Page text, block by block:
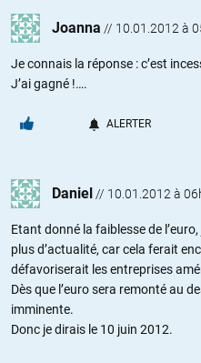
Joanna // 10.01.2012 à
Je connais la réponse : c’est
J’ai gagné !….
ALERTER
Daniel // 10.01.2012 à
Etant donné la faiblesse de
plus d’actualité, car cela ferait
défavoriserait les entreprises
Dès que l’euro sera remonté au
imminente.
Donc je dirais le 10 juin 2012.